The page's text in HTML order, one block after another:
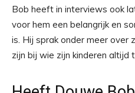
Bob heeft in interviews ook
voor hem een belangrijk en
is. Hij sprak onder meer over
zijn bij wie zijn kinderen altijd